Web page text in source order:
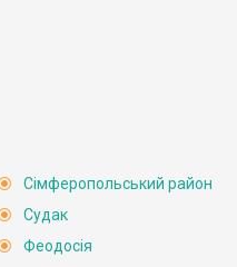
Сімферопольський район
Судак
Феодосія